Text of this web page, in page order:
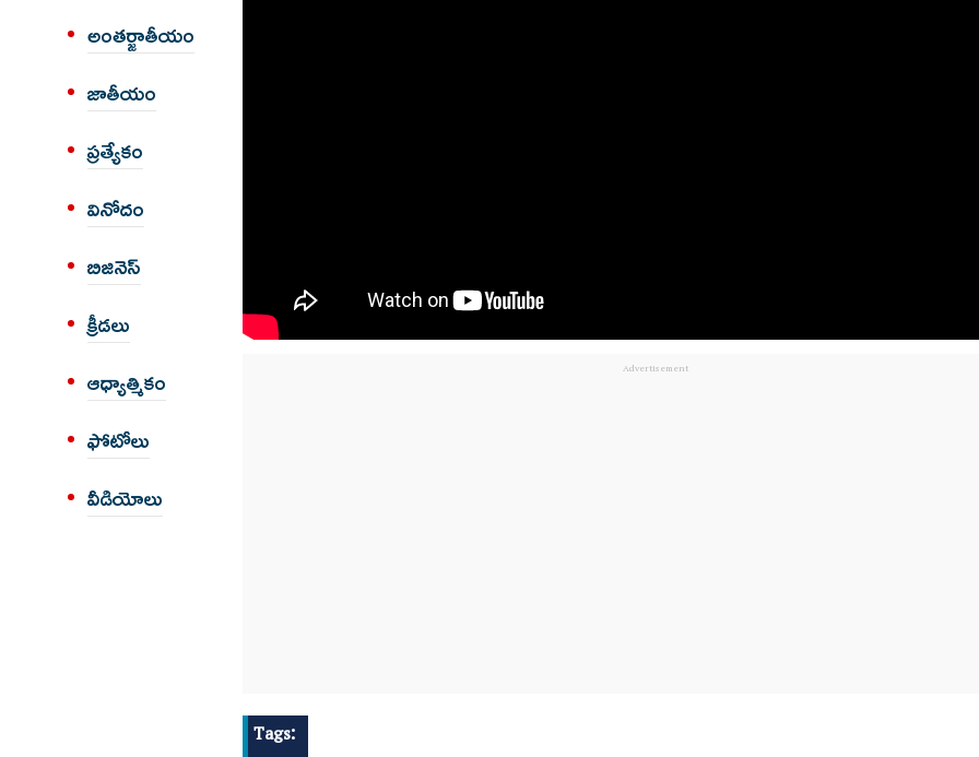
అంత‌ర్జాతీయం
జాతీయం
ప్రత్యేకం
వినోదం
బిజినెస్
క్రీడలు
ఆధ్యాత్మికం
ఫోటోలు
వీడియోలు
Tags: